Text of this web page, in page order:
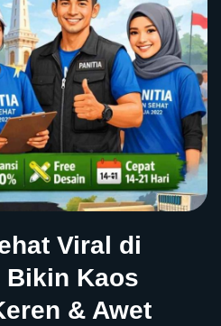
Viral di
Kaos
& Awet